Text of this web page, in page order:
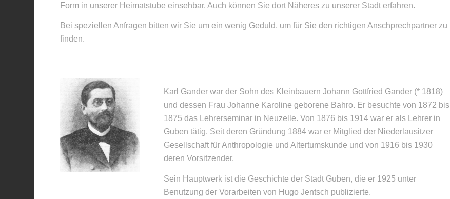
Form in unserer Heimatstube einsehbar. Auch können Sie dort Näheres zu unserer Stadt erfahren.
Bei speziellen Anfragen bitten wir Sie um ein wenig Geduld, um für Sie den richtigen Anschprechpartner zu
finden.
Karl Gander war der Sohn des Kleinbauern Johann Gottfried Gander (* 1818)
und dessen Frau Johanne Karoline geborene Bahro. Er besuchte von 1872 bis
1875 das Lehrerseminar in Neuzelle. Von 1876 bis 1914 war er als Lehrer in
Guben tätig. Seit deren Gründung 1884 war er Mitglied der Niederlausitzer
Gesellschaft für Anthropologie und Altertumskunde und von 1916 bis 1930
deren Vorsitzender.
Sein Hauptwerk ist die Geschichte der Stadt Guben, die er 1925 unter
Benutzung der Vorarbeiten von Hugo Jentsch publizierte.